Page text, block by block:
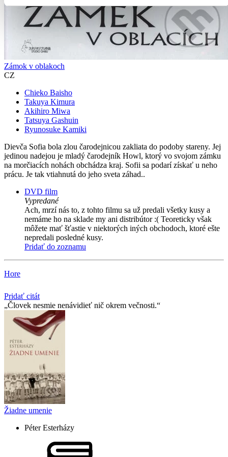
Zámok v oblakoch
CZ
Chieko Baisho
Takuya Kimura
Akihiro Miwa
Tatsuya Gashuin
Ryunosuke Kamiki
Dievča Sofia bola zlou čarodejnicou zakliata do podoby stareny. Jej
jedinou nadejou je mladý čarodejník Howl, ktorý vo svojom zámku
na morčiacích nohách obchádza kraj. Sofii sa podarí získať u neho
prácu. Je tak vtiahnutá do jeho sveta záhad..
DVD film
Vypredané
Ach, mrzí nás to, z tohto filmu sa už predali všetky kusy a
nemáme ho na sklade my ani distribútor :( Teoreticky však
môžete mať šťastie v niektorých iných obchodoch, ktoré ešte
nepredali posledné kusy.
Pridať do zoznamu
Hore
Pridať citát
Človek nesmie nenávidieť nič okrem večnosti.
Žiadne umenie
Péter Esterházy